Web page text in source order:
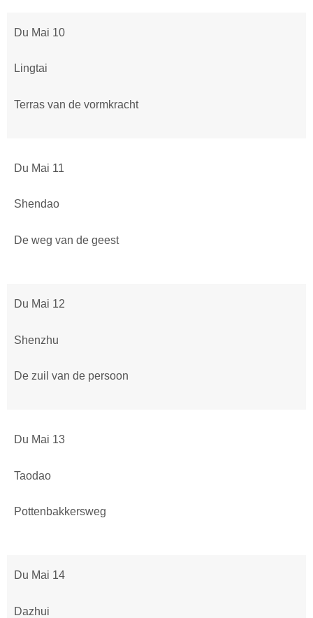
Du Mai 10
Lingtai
Terras van de vormkracht
Du Mai 11
Shendao
De weg van de geest
Du Mai 12
Shenzhu
De zuil van de persoon
Du Mai 13
Taodao
Pottenbakkersweg
Du Mai 14
Dazhui